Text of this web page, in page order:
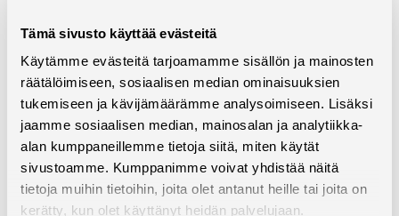
Tämä sivusto käyttää evästeitä
Käytämme evästeitä tarjoamamme sisällön ja mainosten
räätälöimiseen, sosiaalisen median ominaisuuksien
tukemiseen ja kävijämäärämme analysoimiseen. Lisäksi
jaamme sosiaalisen median, mainosalan ja analytiikka-
alan kumppaneillemme tietoja siitä, miten käytät
sivustoamme. Kumppanimme voivat yhdistää näitä
tietoja muihin tietoihin, joita olet antanut heille tai joita on
kerätty, kun olet käyttänyt heidän palvelujaan.
digitaalista
muutosta kohti
kestävän
kehityksen
tavoitteiden
saavuttamista.
3. Saattaa